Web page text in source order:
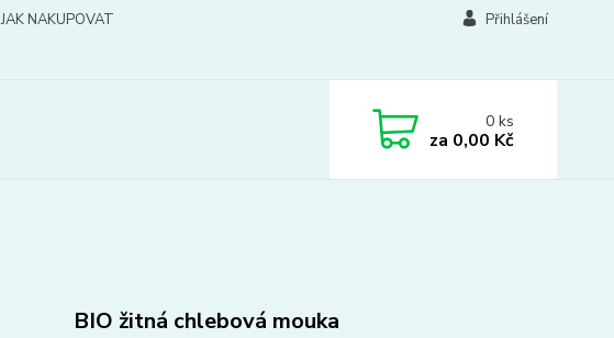
JAK NAKUPOVAT
Přihlášení
0ks
za 0,00 Kč
BIO žitná chlebová mouka